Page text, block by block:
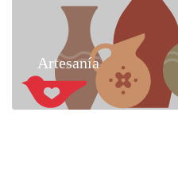
Artesanía